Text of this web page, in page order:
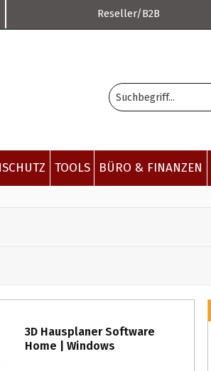
Reseller/B2B
TOOLS BÜRO & FINANZEN
3D Hausplaner Software
Home | Windows